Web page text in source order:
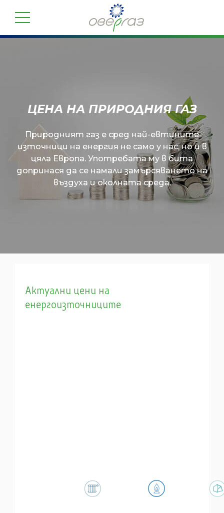
ЦЕНА НА ПРИРОДНИЯ ГАЗ
Природният газ е сред най-евтините
източници на енергия не само у нас, но и в
цяла Европа. Употребата му в бита
допринася да се намали замърсяването на
въздуха и околната среда.
Актуални цени на
енергоизточниците